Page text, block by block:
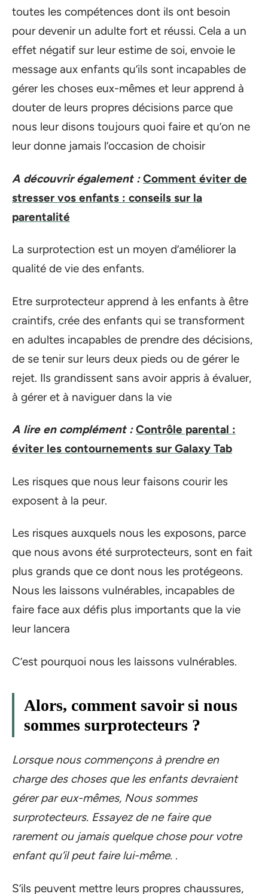
toutes les compétences dont ils ont besoin
pour devenir un adulte fort et réussi. Cela a un
effet négatif sur leur estime de soi, envoie le
message aux enfants qu’ils sont incapables de
gérer les choses eux-mêmes et leur apprend à
douter de leurs propres décisions parce que
nous leur disons toujours quoi faire et qu’on ne
leur donne jamais l’occasion de choisir
A découvrir également : Comment éviter de
stresser vos enfants : conseils sur la
parentalité
La surprotection est un moyen d’améliorer la
qualité de vie des enfants.
Etre surprotecteur apprend à les enfants à être
craintifs, crée des enfants qui se transforment
en adultes incapables de prendre des décisions,
de se tenir sur leurs deux pieds ou de gérer le
rejet. Ils grandissent sans avoir appris à évaluer,
à gérer et à naviguer dans la vie
A lire en complément : Contrôle parental :
éviter les contournements sur Galaxy Tab
Les risques que nous leur faisons courir les
exposent à la peur.
Les risques auxquels nous les exposons, parce
que nous avons été surprotecteurs, sont en fait
plus grands que ce dont nous les protégeons.
Nous les laissons vulnérables, incapables de
faire face aux défis plus importants que la vie
leur lancera
C’est pourquoi nous les laissons vulnérables.
Alors, comment savoir si nous
sommes surprotecteurs ?
Lorsque nous commençons à prendre en
charge des choses que les enfants devraient
gérer par eux-mêmes, Nous sommes
surprotecteurs. Essayez de ne faire que
rarement ou jamais quelque chose pour votre
enfant qu’il peut faire lui-même. .
S’ils peuvent mettre leurs propres chaussures,